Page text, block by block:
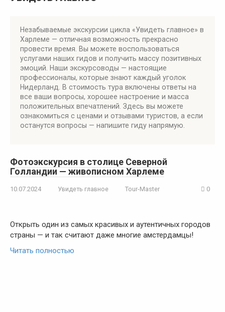
Незабываемые экскурсии цикла «Увидеть главное» в
Харлеме — отличная возможность прекрасно
провести время. Вы можете воспользоваться
услугами наших гидов и получить массу позитивных
эмоций. Наши экскурсоводы — настоящие
профессионалы, которые знают каждый уголок
Нидерланд. В стоимость тура включены ответы на
все ваши вопросы, хорошее настроение и масса
положительных впечатлений. Здесь вы можете
ознакомиться с ценами и отзывами туристов, а если
останутся вопросы — напишите гиду напрямую.
Фотоэкскурсия в столице Северной
Голландии — живописном Харлеме
10.07.2024 Увидеть главное Tour-Master 0
Открыть один из самых красивых и аутентичных городов
страны — и так считают даже многие амстердамцы!
Читать полностью